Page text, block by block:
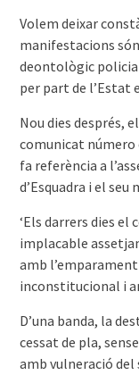
Volem deixar
manifestacions
deontològic
per part de l’Estat
Nou dies després,
comunicat
fa referència a
d’Esquadra i el seu
‘Els darrers dies el
implacable
amb l’emparament
inconstitucional i
D’una banda, la
cessat de pla,
amb vulneració